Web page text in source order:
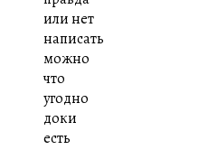
или нет
написать
можно
что
угодно
доки
есть